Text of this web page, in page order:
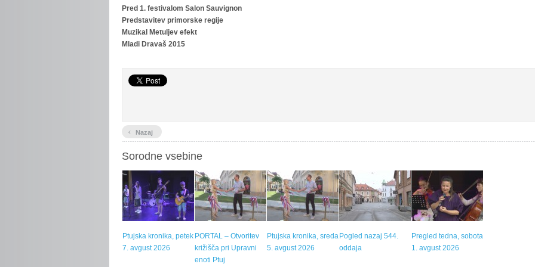
Pred 1. festivalom Salon Sauvignon
Predstavitev primorske regije
Muzikal Metuljev efekt
Mladi Dravaš 2015
‹ Nazaj
Sorodne vsebine
Ptujska kronika, petek
7. avgust 2026
PORTAL – Otvoritev
križišča pri Upravni
enoti Ptuj
Ptujska kronika, sreda
5. avgust 2026
Pogled nazaj 544.
oddaja
Pregled tedna, sobota
1. avgust 2026